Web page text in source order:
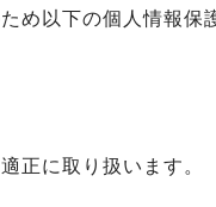
め以下の個人情報保
正に取り扱います。